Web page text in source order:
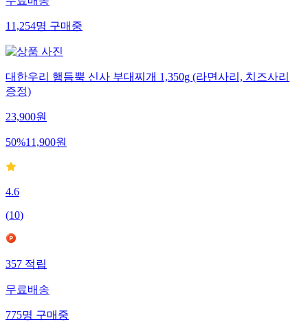
11,254명 구매중
대한우리 햄듬뿍 신사 부대찌개 1,350g (라면사리, 치즈사리
증정)
23,900원
50%11,900원
4.6
(10)
357 적립
무료배송
775명 구매중